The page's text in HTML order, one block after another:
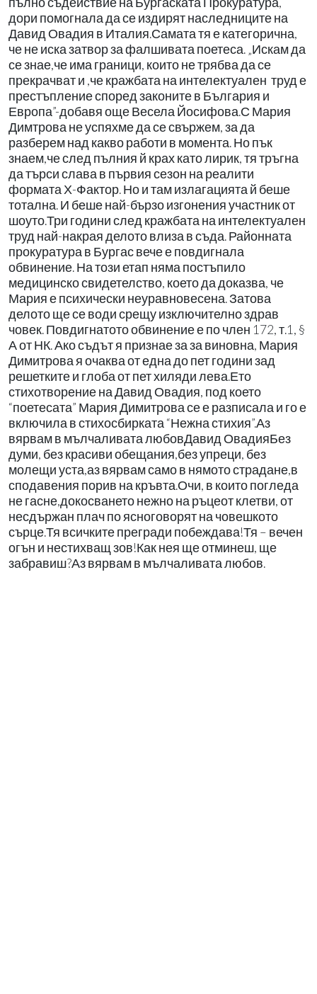
дори помогнала да се издирят наследниците на
Давид Овадия в Италия.Самата тя е категорична,
че не иска затвор за фалшивата поетеса. „Искам да
се знае,че има граници, които не трябва да се
прекрачват и ,че кражбата на интелектуален труд е
престъпление според законите в България и
Европа”-добавя още Весела Йосифова.С Мария
Димтрова не успяхме да се свържем, за да
разберем над какво работи в момента. Но пък
знаем,че след пълния й крах като лирик, тя тръгна
да търси слава в първия сезон на реалити
формата Х-Фактор. Но и там излагацията й беше
тотална. И беше най-бързо изгонения участник от
шоуто.Три години след кражбата на интелектуален
труд най-накрая делото влиза в съда. Районната
прокуратура в Бургас вече е повдигнала
обвинение. На този етап няма постъпило
медицинско свидетелство, което да доказва, че
Мария е психически неуравновесена. Затова
делото ще се води срещу изключително здрав
човек. Повдигнатото обвинение е по член 172, т.1, §
А от НК. Ако съдът я признае за за виновна, Мария
Димитрова я очаква от една до пет години зад
решетките и глоба от пет хиляди лева.Ето
стихотворение на Давид Овадия, под което
“поетесата” Мария Димитрова се е разписала и го е
включила в стихосбирката “Нежна стихия”.Аз
вярвам в мълчаливата любовДавид ОвадияБез
думи, без красиви обещания,без упреци, без
молещи уста,аз вярвам само в нямото страдане,в
сподавения порив на кръвта.Очи, в които погледа
не гасне,докосването нежно на ръцеот клетви, от
несдържан плач по ясноговорят на човешкото
сърце.Тя всичките прегради побеждава!Тя – вечен
огън и нестихващ зов!Как нея ще отминеш, ще
забравиш?Аз вярвам в мълчаливата любов.